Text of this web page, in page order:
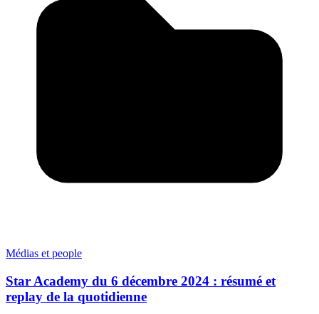
Médias et people
Star Academy du 6 décembre 2024 : résumé et
replay de la quotidienne